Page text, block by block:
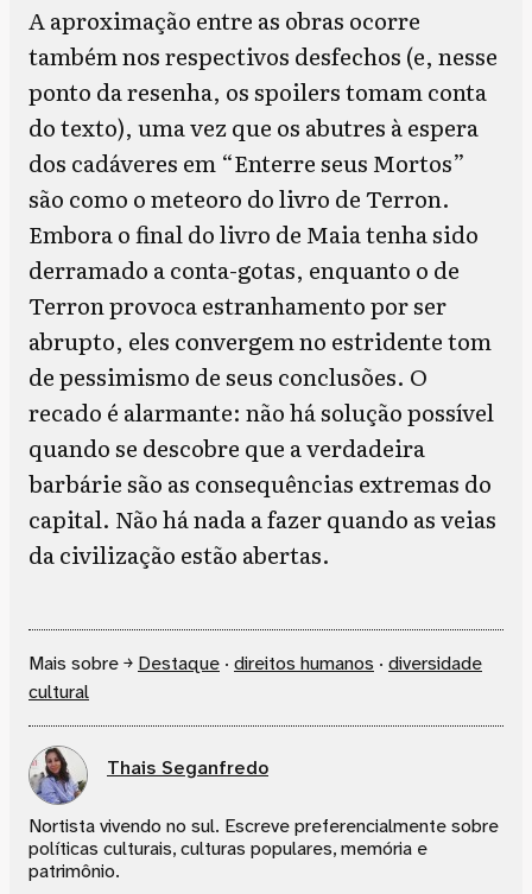
A aproximação entre as obras ocorre
também nos respectivos desfechos (e, nesse
ponto da resenha, os spoilers tomam conta
do texto), uma vez que os abutres à espera
dos cadáveres em “Enterre seus Mortos”
são como o meteoro do livro de Terron.
Embora o final do livro de Maia tenha sido
derramado a conta-gotas, enquanto o de
Terron provoca estranhamento por ser
abrupto, eles convergem no estridente tom
de pessimismo de seus conclusões. O
recado é alarmante: não há solução possível
quando se descobre que a verdadeira
barbárie são as consequências extremas do
capital. Não há nada a fazer quando as veias
da civilização estão abertas.
Mais sobre ￫ Destaque · direitos humanos · diversidade
cultural
Thais Seganfredo
Nortista vivendo no sul. Escreve preferencialmente sobre
políticas culturais, culturas populares, memória e
patrimônio.